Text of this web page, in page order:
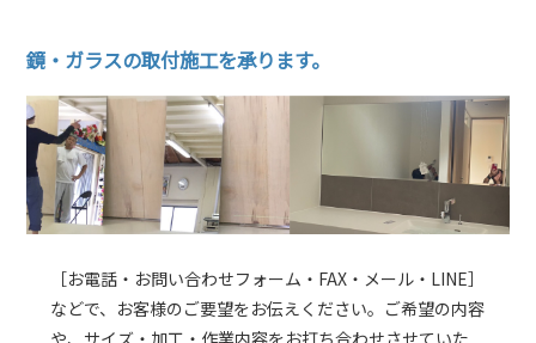
鏡・ガラスの取付施工を承ります。
［お電話・お問い合わせフォーム・FAX・メール・LINE］
などで、お客様のご要望をお伝えください。ご希望の内容
や、サイズ・加工・作業内容をお打ち合わせさせていた